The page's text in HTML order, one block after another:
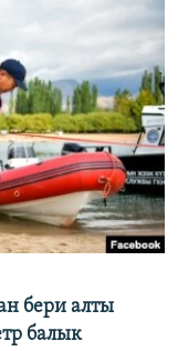
бери алты
балык